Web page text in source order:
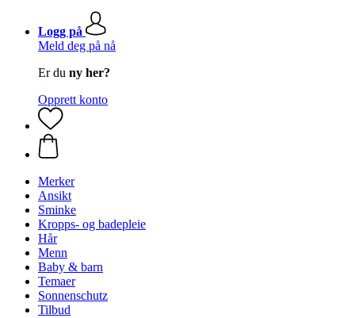
Logg på
Meld deg på nå
Er du ny her?
Opprett konto
Merker
Ansikt
Sminke
Kropps- og badepleie
Hår
Menn
Baby & barn
Temaer
Sonnenschutz
Tilbud